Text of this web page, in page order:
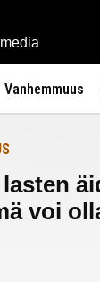
Vanhemmuus
voi